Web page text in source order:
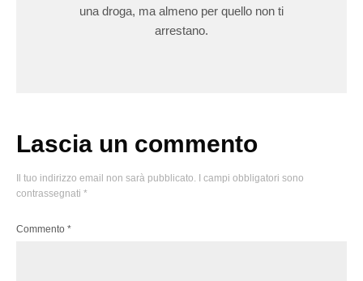
una droga, ma almeno per quello non ti
arrestano.
Lascia un commento
Il tuo indirizzo email non sarà pubblicato.
I campi obbligatori sono
contrassegnati *
Commento *